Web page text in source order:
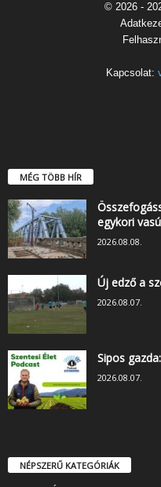
© 2026 -
Kapcsolat:
MÉG TÖBB HÍR
egykori
2026.08.08.
Új edző a
2026.08.07.
Sipos
2026.08.07.
NÉPSZERŰ KATEGÓRIÁK